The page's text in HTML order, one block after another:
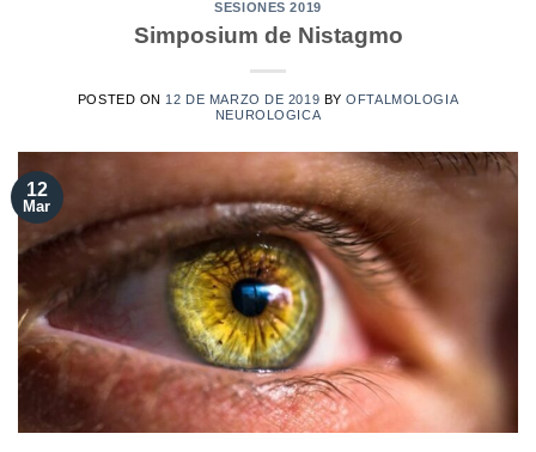
SESIONES 2019
Simposium de Nistagmo
POSTED ON 12 DE MARZO DE 2019 BYOFTALMOLOGIA
NEUROLOGICA
12
Mar